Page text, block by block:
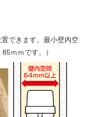
できます。最小壁内空
ｍｍです。）